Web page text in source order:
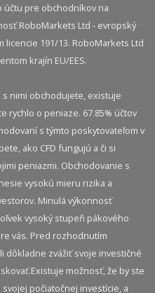
účtu pre obchodníkov na
RoboMarkets Ltd - evropský
licencie 191/13. RoboMarkets Ltd
krajín EU/EES.
s nimi obchodujete, existuje
rychlo o peniaze. 67.85% účtov
s týmto poskytovateľom v
ako CFD fungujú a či si
peniazmi. Obchodovanie s
vysokú mieru rizika a
Minulá výkonnosť
vysoký stupeň pákového
vás. Pred rozhodnutím
dôkladne zvážiť svoje investičné
Existuje možnosť, že by ste
počiatočnej investície, a